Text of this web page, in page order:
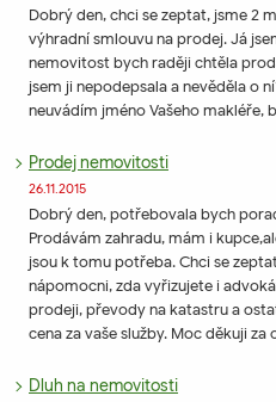
Dobrý den, chci se zeptat, jsme 2
výhradní smlouvu na prodej. Já
nemovitost bych raději chtěla
jsem ji nepodepsala a nevěděla o
neuvádím jméno Vašeho makléře,
Prodej nemovitosti
26.11.2015
Dobrý den, potřebovala bych
Prodávám zahradu, mám i
jsou k tomu potřeba. Chci se
nápomocni, zda vyřizujete i
prodeji, převody na katastru a
cena za vaše služby. Moc děkuji za
Dluh na nemovitosti